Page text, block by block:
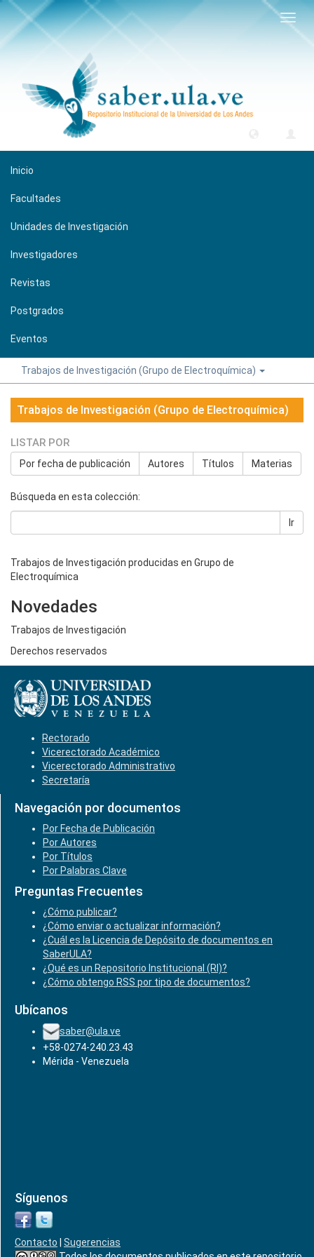
Inicio
Facultades
Unidades de Investigación
Investigadores
Revistas
Postgrados
Eventos
Trabajos de Investigación (Grupo de Electroquímica)
Trabajos de Investigación (Grupo de Electroquímica)
LISTAR POR
Por fecha de publicación Autores Títulos Materias
Búsqueda en esta colección:
Ir
Trabajos de Investigación producidas en Grupo de
Electroquímica
Novedades
Trabajos de Investigación
Derechos reservados
Rectorado
Vicerectorado Académico
Vicerectorado Administrativo
Secretaría
Navegación por documentos
Por Fecha de Publicación
Por Autores
Por Títulos
Por Palabras Clave
Preguntas Frecuentes
¿Cómo publicar?
¿Cómo enviar o actualizar información?
¿Cuál es la Licencia de Depósito de documentos en
SaberULA?
¿Qué es un Repositorio Institucional (RI)?
¿Cómo obtengo RSS por tipo de documentos?
Ubícanos
saber@ula.ve
+58-0274-240.23.43
Mérida - Venezuela
Síguenos
Contacto
Sugerencias